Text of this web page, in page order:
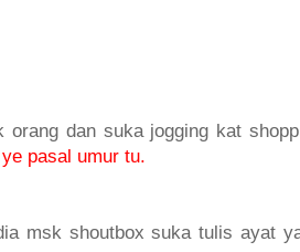
dan suka jogging kat
pasal umur tu.
msk shoutbox suka tulis ayat